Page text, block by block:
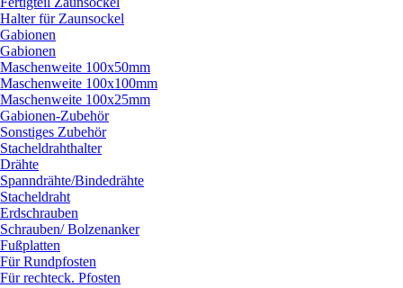
Halter für Zaunsockel
Gabionen
Gabionen
Maschenweite 100x50mm
Maschenweite 100x100mm
Maschenweite 100x25mm
Gabionen-Zubehör
Sonstiges Zubehör
Stacheldrahthalter
Drähte
Spanndrähte/Bindedrähte
Stacheldraht
Erdschrauben
Schrauben/Bolzenanker
Fußplatten
Für Rundpfosten
Für rechteck. Pfosten